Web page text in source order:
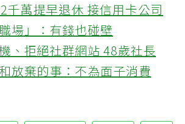
千萬提早退休 接信用卡公司
場」：有錢也碰壁
、拒絕社群網站 48歲社長
放棄的事：不為面子消費